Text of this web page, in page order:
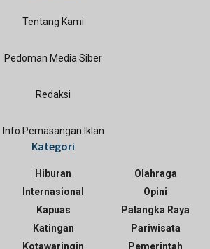
Tentang Kami
Pedoman Media Siber
Redaksi
Info Pemasangan Iklan
Kategori
Hiburan
Internasional
Kapuas
Katingan
Kotawaringin
Olahraga
Opini
Palangka Raya
Pariwisata
Pemerintah